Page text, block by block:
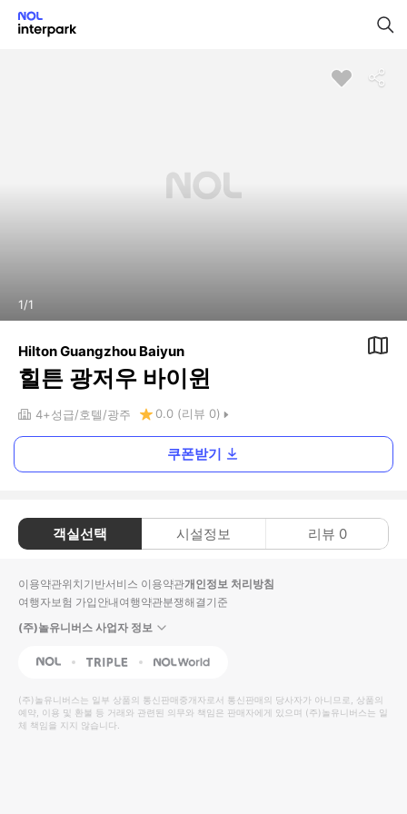
1/1
Hilton Guangzhou Baiyun
힐튼 광저우 바이윈
4+성급 호텔 광주 0.0 (리뷰 0)
쿠폰받기
객실선택 시설정보 리뷰 0
이용약관위치기반서비스 이용약관개인정보 처리방침
여행자보험 가입안내여행약관분쟁해결기준
(주)놀유니버스 사업자 정보
NOL Triple Interpark Global
(주)놀유니버스는 일부 상품의 통신판매중개자로서 통신판매의 당사자가 아니므로, 상품의
예약, 이용 및 환불 등 거래와 관련된 의무와 책임은 판매자에게 있으며 (주)놀유니버스는 일
체 책임을 지지 않습니다.